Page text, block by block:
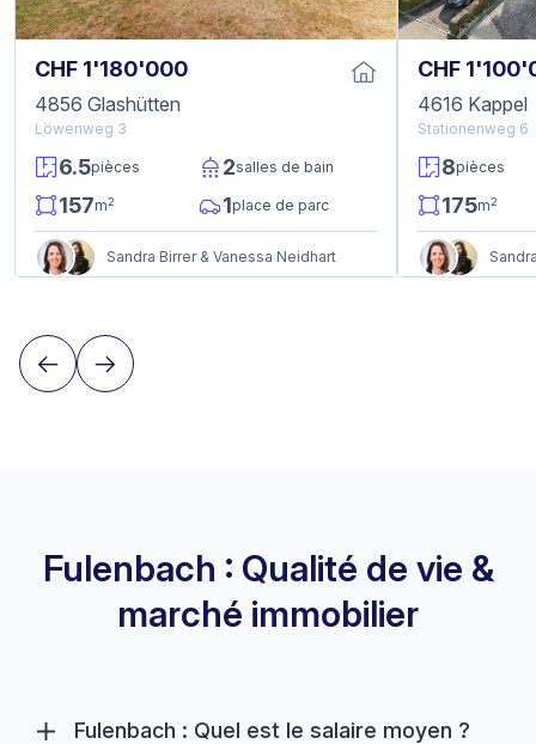
CHF 1'180'000
4856 Glashütten
Löwenweg 3
6.5pièces 2salles de bain
157m2 1place de parc
Sandra Birrer & Vanessa Neidhart
CHF
4616 Kappel
Stationenweg 6
8pièces
175m2
Fulenbach : Qualité de vie &
marché immobilier
Fulenbach : Quel est le salaire moyen ?